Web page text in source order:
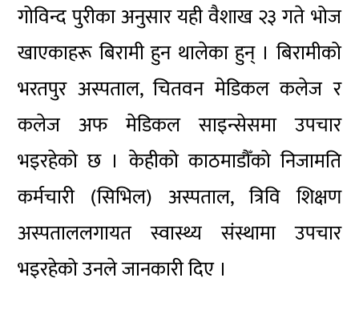
गोविन्द पुरीका अनुसार यही वैशाख २३ गते भोज
खाएकाहरू बिरामी हुन थालेका हुन् । बिरामीको
भरतपुर अस्पताल, चितवन मेडिकल कलेज र
कलेज अफ मेडिकल साइन्सेसमा उपचार
भइरहेको छ । केहीको काठमाडौँको निजामति
कर्मचारी (सिभिल) अस्पताल, त्रिवि शिक्षण
अस्पताललगायत स्वास्थ्य संस्थामा उपचार
भइरहेको उनले जानकारी दिए ।